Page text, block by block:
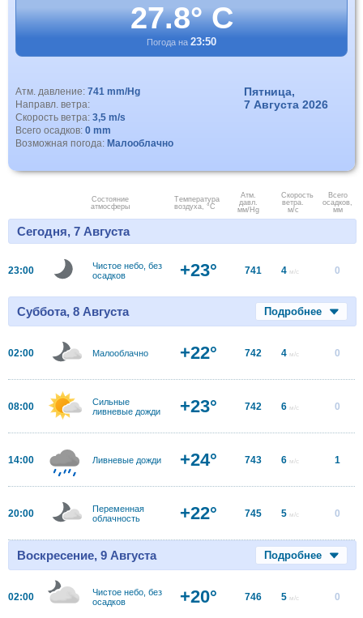
27.8° C
Погода на 23:50
Атм. давление: 741 mm/Hg
Направл. ветра:
Скорость ветра: 3,5 m/s
Всего осадков: 0 mm
Возможная погода: Малооблачно
Пятница,
7 Августа 2026
Состояние
атмосферы
Температура
воздуха, °C
Атм.
давл.
мм/Hg
Скорость
ветра.
м/с
Всего
осадков,
мм
Сегодня, 7 Августа
23:00
Чистое небо, без
осадков
+23° 741 4 м/с 0
Суббота, 8 Августа Подробнее
02:00 Малооблачно +22° 742 4 м/с 0
08:00
Сильные
ливневые дожди
+23° 742 6 м/с 0
14:00 Ливневые дожди +24° 743 6 м/с 1
20:00
Переменная
облачность
+22° 745 5 м/с 0
Воскресение, 9 Августа Подробнее
02:00
Чистое небо, без
осадков
+20° 746 5 м/с 0